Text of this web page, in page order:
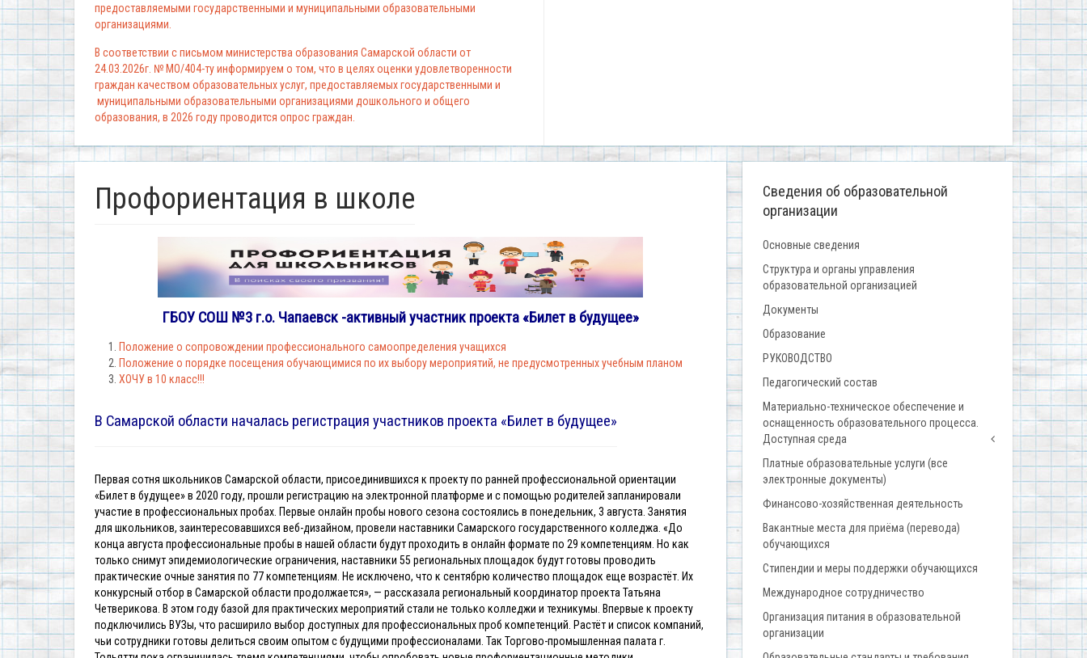
предоставляемыми государственными и муниципальными образовательными
организациями.
В соответствии с письмом министерства образования Самарской области от
24.03.2026г. № МО/404-ту информируем о том, что в целях оценки удовлетворенности
граждан качеством образовательных услуг, предоставляемых государственными и
муниципальными образовательными организациями дошкольного и общего
образования, в 2026 году проводится опрос граждан.
Профориентация в школе
ГБОУ СОШ №3 г.о. Чапаевск -активный участник проекта «Билет в будущее»
Положение о сопровождении профессионального самоопределения учащихся
Положение о порядке посещения обучающимися по их выбору мероприятий, не предусмотренных учебным планом
ХОЧУ в 10 класс!!!
В Самарской области началась регистрация участников проекта «Билет в будущее»
Первая сотня школьников Самарской области, присоединившихся к проекту по ранней профессиональной ориентации
«Билет в будущее» в 2020 году, прошли регистрацию на электронной платформе и с помощью родителей запланировали
участие в профессиональных пробах. Первые онлайн пробы нового сезона состоялись в понедельник, 3 августа. Занятия
для школьников, заинтересовавшихся веб-дизайном, провели наставники Самарского государственного колледжа. «До
конца августа профессиональные пробы в нашей области будут проходить в онлайн формате по 29 компетенциям. Но как
только снимут эпидемиологические ограничения, наставники 55 региональных площадок будут готовы проводить
практические очные занятия по 77 компетенциям. Не исключено, что к сентябрю количество площадок еще возрастёт. Их
конкурсный отбор в Самарской области продолжается», — рассказала региональный координатор проекта Татьяна
Четверикова. В этом году базой для практических мероприятий стали не только колледжи и техникумы. Впервые к проекту
подключились ВУЗы, что расширило выбор доступных для профессиональных проб компетенций. Растёт и список компаний,
чьи сотрудники готовы делиться своим опытом с будущими профессионалами. Так Торгово-промышленная палата г.
Сведения об образовательной
организации
Основные сведения
Структура и органы управления
образовательной организацией
Документы
Образование
РУКОВОДСТВО
Педагогический состав
Материально-техническое обеспечение и
оснащенность образовательного процесса.
Доступная среда
Платные образовательные услуги (все
электронные документы)
Финансово-хозяйственная деятельность
Вакантные места для приёма (перевода)
обучающихся
Стипендии и меры поддержки обучающихся
Международное сотрудничество
Организация питания в образовательной
организации